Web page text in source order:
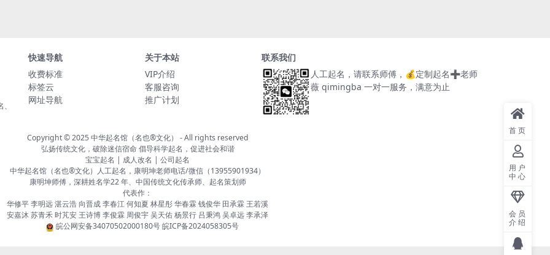
快速导航
收费标准
标签云
网址导航
关于本站
VIP介绍
客服咨询
推广计划
联系我们
人工起名，请联系师傅， 💰定制起名➕老师
薇 qimingba 一对一服务，满意为止
Copyright © 2025中华起名馆（名也®文化） - All rights reserved
弘扬传统文化，破除迷信宿命 倡导科学起名，促进社会和谐
宝宝起名 | 成人改名 | 公司起名
中华起名馆（名也®文化）人工起名，康明坤老师电话/微信（13955901934）
康明坤师傅，深耕姓名学22 年、中国传统文化传承师、起名策划师
代表作：
华修平 李明远 湛云浩 向晋成 李春江 何知夏 林星彤 华春霖 钱俊华 田承霖 王若溪
安嘉沐 苏青禾 时芃安 王诗博 李俊霖 周俊宇 吴天佑 杨景行 吕秉鸿 吴卓远 李承泽
皖公网安备34070502000180号皖ICP备2024058305号
首页
用户
中心
会员
介绍